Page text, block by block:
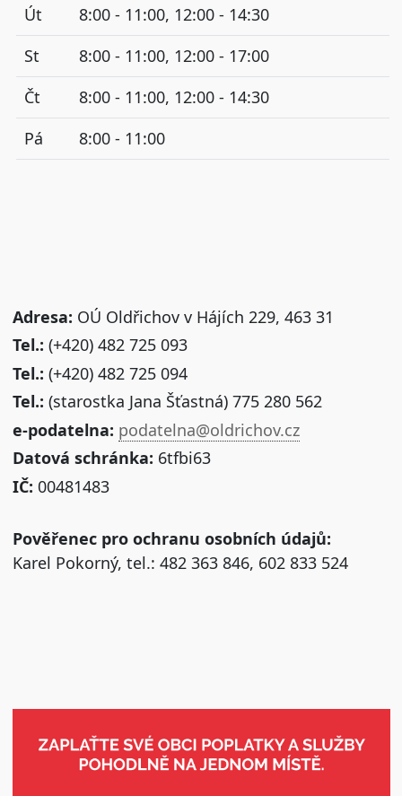
Út
8:00 - 11:00, 12:00 - 14:30
St
8:00 - 11:00, 12:00 - 17:00
Čt
8:00 - 11:00, 12:00 - 14:30
Pá
8:00 - 11:00
Adresa: OÚ Oldřichov v Hájích 229, 463 31
Tel.: (+420) 482 725 093
Tel.: (+420) 482 725 094
Tel.: (starostka Jana Šťastná) 775 280 562
e-podatelna: podatelna@oldrichov.cz
Datová schránka: 6tfbi63
IČ: 00481483
Pověřenec pro ochranu osobních údajů:
Karel Pokorný, tel.: 482 363 846, 602 833 524